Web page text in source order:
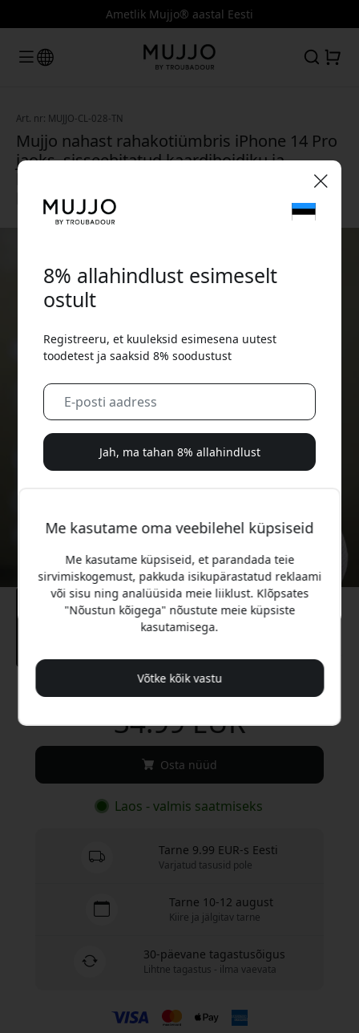
Ametlik Mujjo® aastal Eesti
Art. nr: MUJJO-CL-028-TN
Mujjo nahast rahakotiümbris iPhone 14 Pro
jaoks, sisseehitatud kaardihoidiku ja
kasutamiseks - Tan
Soovitatav hind
34.99 EUR
Osta nüüd
Laos - valmis saatmiseks
Tarne 9.99 EUR-s Eesti
Varjatud tasusid pole
Tarne 10-12 august
Kiire ja jälgitav tarne
30-päevane tagastusõigus
Lihtne tagastus - ilma vaevata
Me kasutame oma veebilehel küpsiseid
Me kasutame küpsiseid, et parandada teie
sirvimiskogemust, pakkuda isikupärastatud reklaami
või sisu ning analüüsida meie liiklust. Klõpsates
"Nõustun kõigega" nõustute meie küpsiste
kasutamisega.
Võtke kõik vastu
8% allahindlust esimeselt
ostult
Registreeru, et kuuleksid esimesena uutest
toodetest ja saaksid 8% soodustust
Jah, ma tahan 8% allahindlust
sarjade ja eripakkumistega.
Ei, ma eelistaksin täishinda maksta.
🎉 Sinu sooduskood:
Kasuta seda koodi kassas, et saada 8%
allahindlust.